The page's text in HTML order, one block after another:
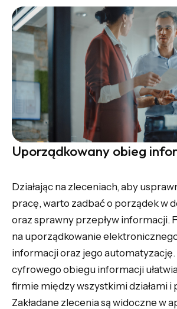
Uporządkowany obieg
Działając na zleceniach, aby
pracę, warto zadbać o porządek w
oraz sprawny przepływ informacji.
na uporządkowanie
informacji oraz jego
cyfrowego obiegu informacji
firmie między wszystkimi działami i
Zakładane zlecenia są widoczne w